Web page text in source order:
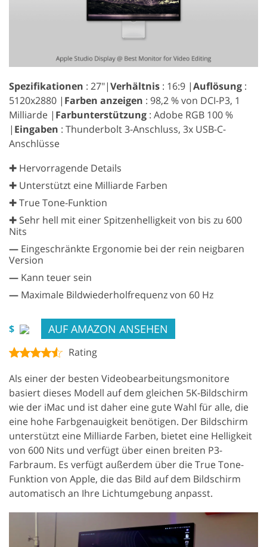
Spezifikationen : 27″|Verhältnis : 16:9 |Auflösung :
5120x2880 | Farben anzeigen : 98,2 % von DCI-P3, 1
Milliarde | Farbunterstützung : Adobe RGB 100 %
| Eingaben : Thunderbolt 3-Anschluss, 3x USB-C-
Anschlüsse
✚ Hervorragende Details
✚ Unterstützt eine Milliarde Farben
✚ True Tone-Funktion
✚ Sehr hell mit einer Spitzenhelligkeit von bis zu 600
Nits
— Eingeschränkte Ergonomie bei der rein neigbaren
Version
— Kann teuer sein
— Maximale Bildwiederholfrequenz von 60 Hz
$ AUF AMAZON ANSEHEN
Rating
Als einer der besten Videobearbeitungsmonitore
basiert dieses Modell auf dem gleichen 5K-Bildschirm
wie der iMac und ist daher eine gute Wahl für alle, die
eine hohe Farbgenauigkeit benötigen. Der Bildschirm
unterstützt eine Milliarde Farben, bietet eine Helligkeit
von 600 Nits und verfügt über einen breiten P3-
Farbraum. Es verfügt außerdem über die True Tone-
Funktion von Apple, die das Bild auf dem Bildschirm
automatisch an Ihre Lichtumgebung anpasst.